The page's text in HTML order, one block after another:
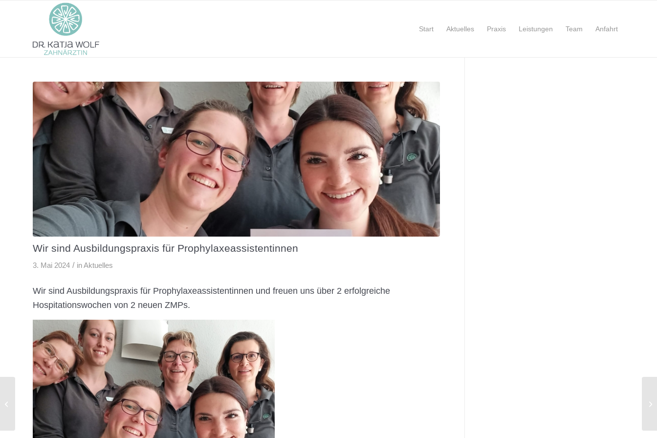
Start Aktuelles Praxis Leistungen Team Anfahrt
Wir sind Ausbildungspraxis für Prophylaxeassistentinnen
3. Mai 2024 / inAktuelles
Wir sind Ausbildungspraxis für Prophylaxeassistentinnen und freuen uns über 2 erfolgreiche
Hospitationswochen von 2 neuen ZMPs.
Teambesprechung